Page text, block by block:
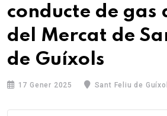
conducte de gas
del Mercat de
de Guíxols
17 Gener 2025 Sant Feliu de